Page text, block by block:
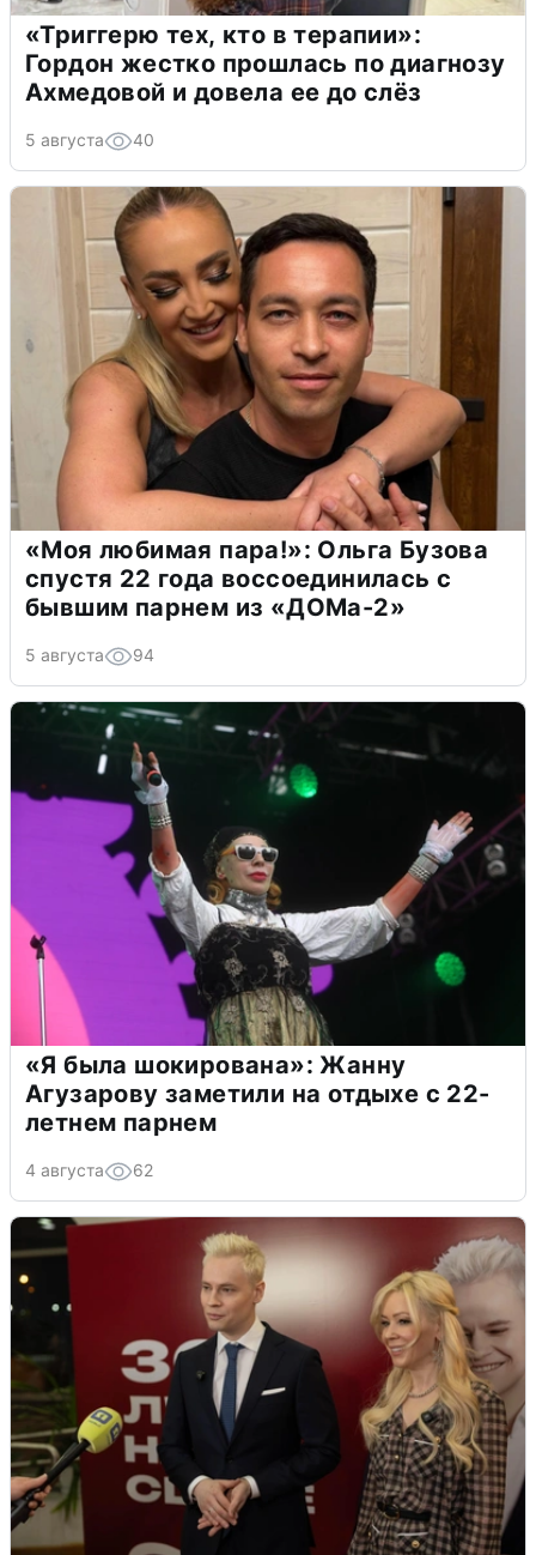
«Триггерю тех, кто в терапии»:
Гордон жестко прошлась по диагнозу
Ахмедовой и довела ее до слёз
5 августа 40
«Моя любимая пара!»: Ольга Бузова
спустя 22 года воссоединилась с
бывшим парнем из «ДОМа-2»
5 августа 94
«Я была шокирована»: Жанну
Агузарову заметили на отдыхе с 22-
летнем парнем
4 августа 62